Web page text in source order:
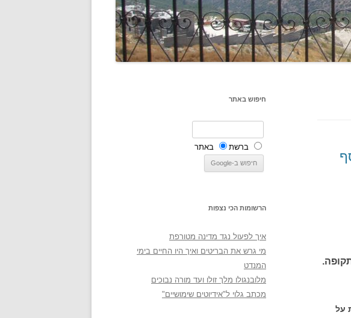
על
חיפוש באתר
ברשת באתר
הרשומות הכי נצפות
איך לפעול נגד מדינה מטורפת
מי גרש את הבריטים ואיך היו החיים בימי
המנדט
מלובנגולו מלך זולו ועד מורה נבוכים
מכתב גלוי ל"אידיוטים שימושיים"